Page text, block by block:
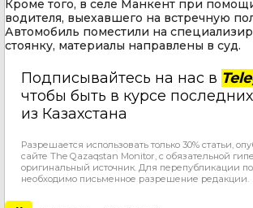
Кроме того, в селе Манкент при
водителя, выехавшего на встречную
Автомобиль поместили на
стоянку, материалы направлены в суд.
Подписывайтесь на нас в
чтобы быть в курсе
из Казахстана
Разрешается использовать только 30% статьи,
сайте The Qazaqstan Monitor, с обязательной
оригинальный источник. Для перепубликации
необходимо письменное разрешение редакции.